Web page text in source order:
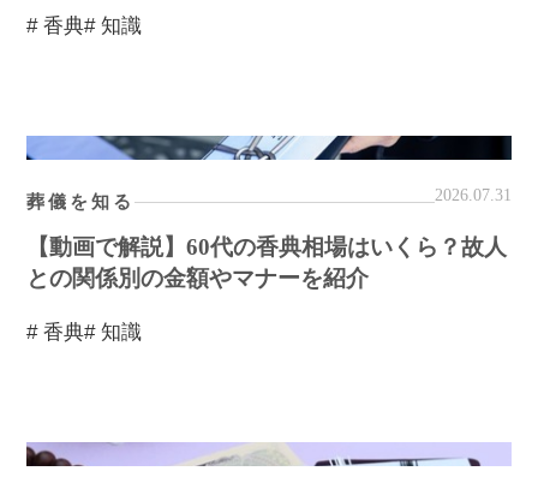
# 香典# 知識
葬儀を知る 2026.07.31
【動画で解説】60代の香典相場はいくら？故人
との関係別の金額やマナーを紹介
# 香典# 知識